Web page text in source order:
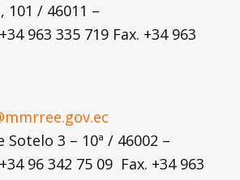
101 / 46011 –
963 335 719 Fax. +34 963
Sotelo 3 – 10ª / 46002 –
96 342 75 09 Fax. +34 963